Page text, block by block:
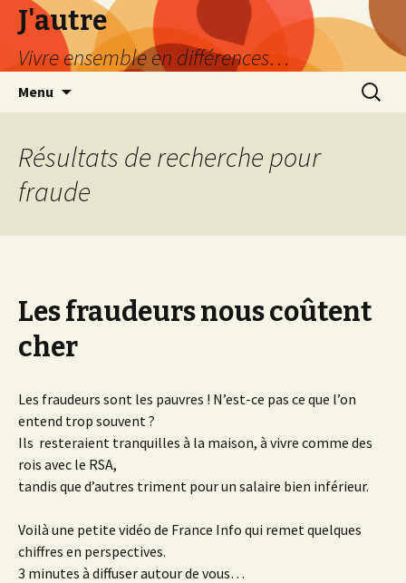
J'autre
Vivre ensemble en différences…
Menu
principal
Résultats de recherche pour
fraude
Les fraudeurs nous coûtent
cher
Les fraudeurs sont les pauvres ! N’est-ce pas ce que l’on
entend trop souvent ?
Ils resteraient tranquilles à la maison, à vivre comme des
rois avec le RSA,
tandis que d’autres triment pour un salaire bien inférieur.
Voilà une petite vidéo de France Info qui remet quelques
chiffres en perspectives.
3 minutes à diffuser autour de vous…